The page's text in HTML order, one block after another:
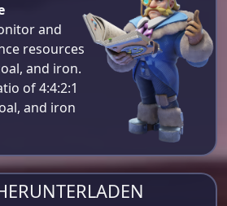
and
resources
and iron.
of 4:4:2:1
and iron